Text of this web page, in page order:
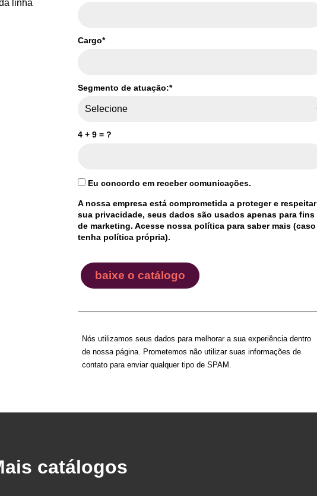
linha
Cargo*
Segmento de atuação:*
4 + 9 = ?
Eu concordo em receber comunicações.
A nossa empresa está comprometida a proteger e respeitar
sua privacidade, seus dados são usados apenas para fins
de marketing. Acesse nossa política para saber mais (caso
tenha política própria).
baixe o catálogo
Nós utilizamos seus dados para melhorar a sua experiência dentro
de nossa página. Prometemos não utilizar suas informações de
contato para enviar qualquer tipo de SPAM.
catálogos